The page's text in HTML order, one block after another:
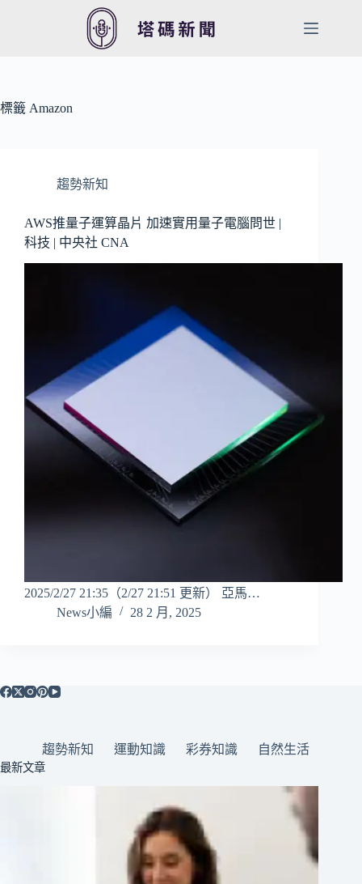
容
標籤 Amazon
趨勢新知
AWS推量子運算晶片 加速實用量子電腦問世 |
科技 | 中央社 CNA
2025/2/27 21:35（2/27 21:51 更新） 亞馬…
News小編
28 2 月, 2025
趨勢新知 運動知識 彩券知識 自然生活
最新文章